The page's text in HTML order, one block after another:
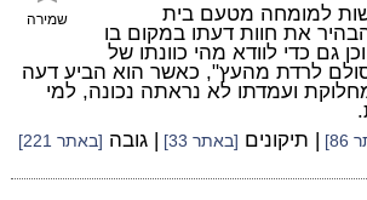
שמירה
למומחה מטעם בית
את חוות דעתו במקום בו
גם כדי לוודא מהי כוונתו של
לרדת מהעץ", כאשר הוא הביע דעה
ועמדתו לא נראתה נכונה, למי
| תיקונים [באתר 33] | גובה [באתר 221]